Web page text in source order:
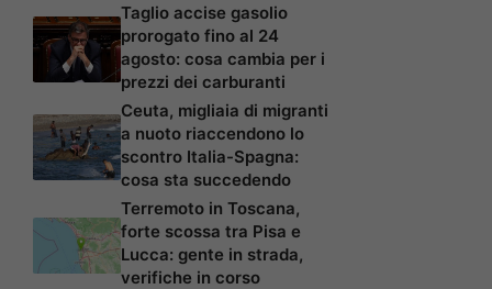
Taglio accise gasolio
prorogato fino al 24
agosto: cosa cambia per i
prezzi dei carburanti
Ceuta, migliaia di migranti
a nuoto riaccendono lo
scontro Italia-Spagna:
cosa sta succedendo
Terremoto in Toscana,
forte scossa tra Pisa e
Lucca: gente in strada,
verifiche in corso